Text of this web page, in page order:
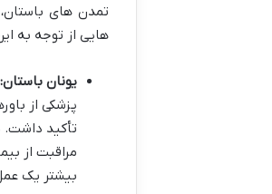
تمدن های
هایی از توجه به
یونان باستان:
پزشکی از
تأکید داشت.
مراقبت از
بیشتر یک